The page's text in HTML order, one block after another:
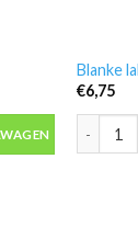
Blanke
€6,75
Blanke